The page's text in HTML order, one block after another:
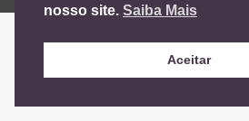
nosso site. Saiba Mais
Aceitar